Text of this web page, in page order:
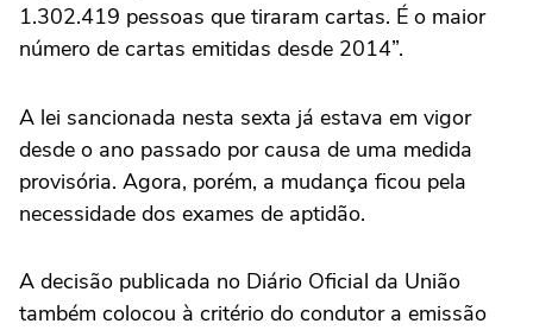
1.302.419 pessoas que tiraram cartas. É o maior
número de cartas emitidas desde 2014”.
A lei sancionada nesta sexta já estava em vigor
desde o ano passado por causa de uma medida
provisória. Agora, porém, a mudança ficou pela
necessidade dos exames de aptidão.
A decisão publicada no Diário Oficial da União
também colocou à critério do condutor a emissão